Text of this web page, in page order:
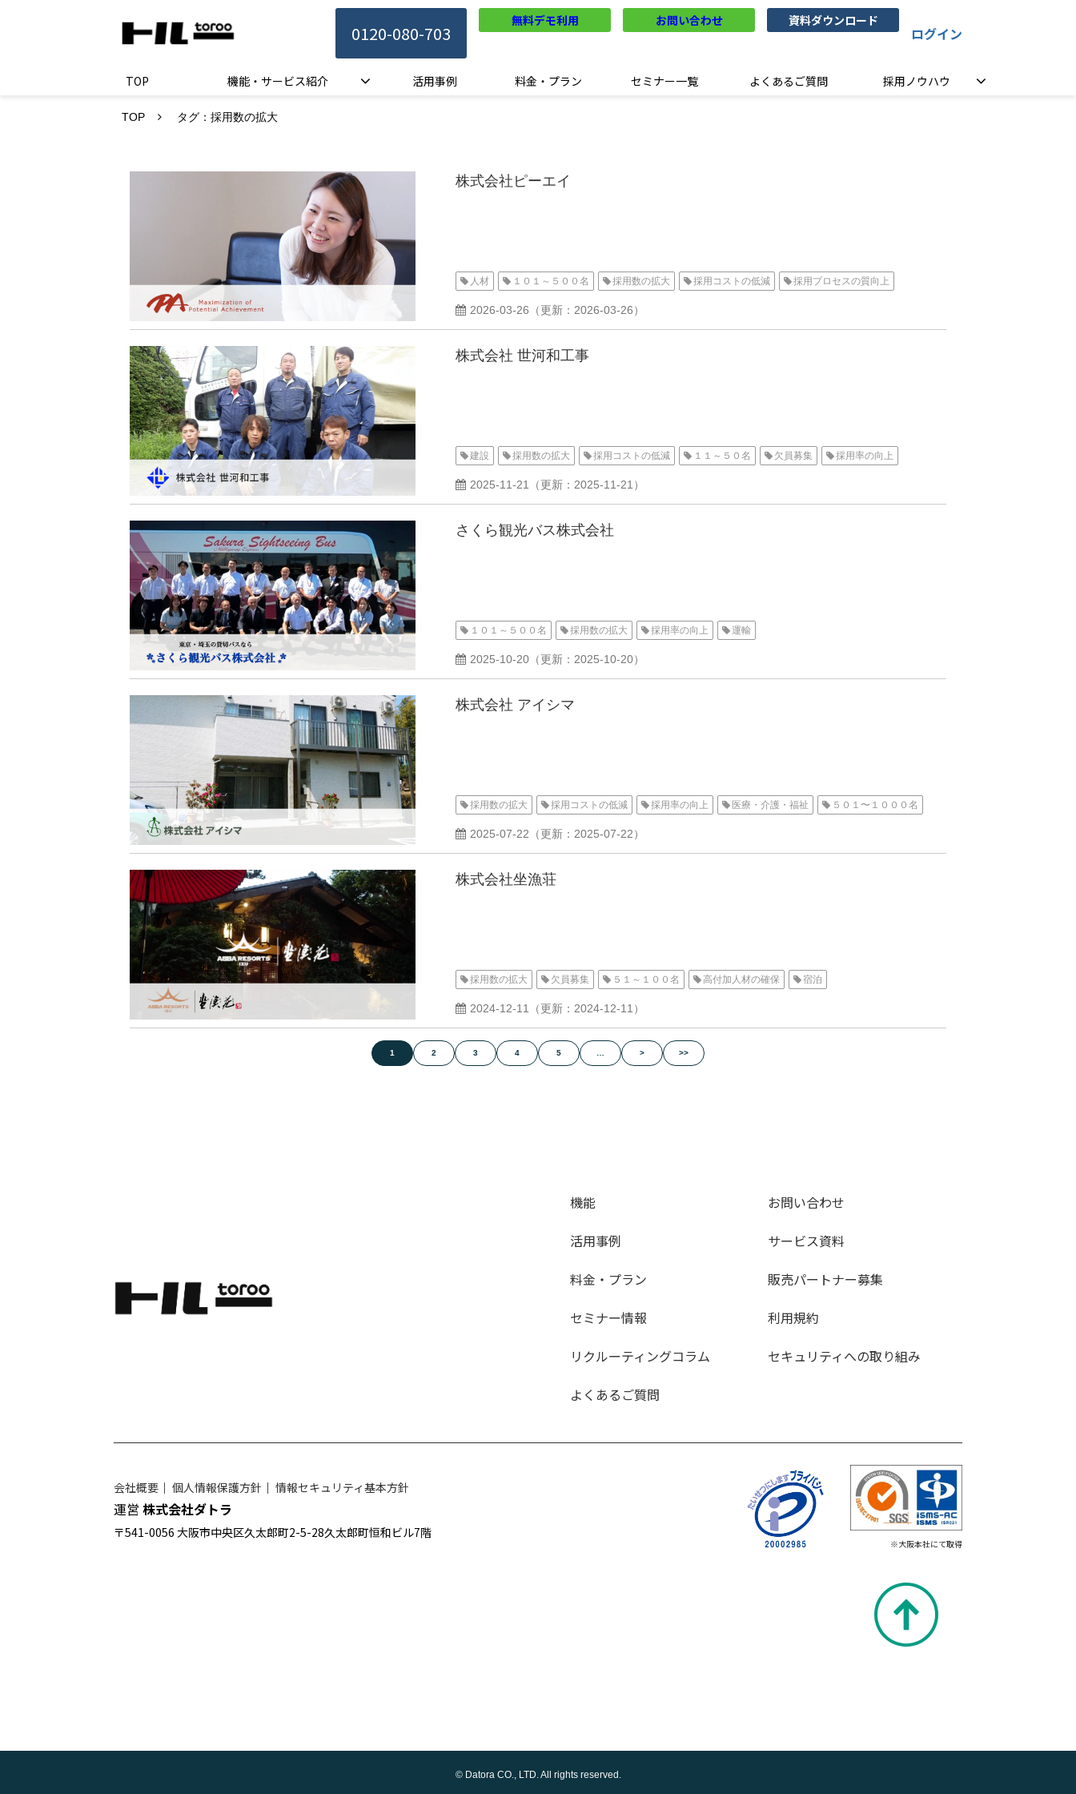
0120-080-703
無料デモ利用 お問い合わせ 資料ダウンロード
ログイン
TOP 機能・サービス紹介 活用事例 料金・プラン セミナー一覧 よくあるご質問 採用ノウハウ
TOP タグ：採用数の拡大
株式会社ピーエイ
人材 １０１～５００名 採用数の拡大 採用コストの低減 採用プロセスの質向上
2026-03-26 （更新： 2026-03-26）
株式会社 世河和工事
建設 採用数の拡大 採用コストの低減 １１～５０名 欠員募集 採用率の向上
2025-11-21 （更新： 2025-11-21 ）
さくら観光バス株式会社
１０１～５００名 採用数の拡大 採用率の向上 運輸
2025-10-20 （更新： 2025-10-20）
株式会社 アイシマ
採用数の拡大 採用コストの低減 採用率の向上 医療・介護・福祉 ５０１〜１０００名
2025-07-22 （更新： 2025-07-22）
株式会社坐漁荘
採用数の拡大 欠員募集 ５１～１００名 高付加人材の確保 宿泊
2024-12-11 （更新： 2024-12-11 ）
1 2 3 4 5 > >>
機能
活用事例
料金・プラン
セミナー情報
リクルーティングコラム
よくあるご質問
お問い合わせ
サービス資料
販売パートナー募集
利用規約
セキュリティへの取り組み
会社概要 ｜ 個人情報保護方針 ｜ 情報セキュリティ基本方針
運営 株式会社ダトラ
〒541-0056 大阪市中央区久太郎町2-5-28久太郎町恒和ビル7階
※大阪本社にて取得
© Datora CO., LTD. All rights reserved.